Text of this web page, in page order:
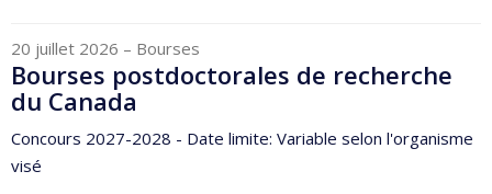
20 juillet 2026 – Bourses
Bourses postdoctorales de recherche
du Canada
Concours 2027-2028 - Date limite: Variable selon l'organisme
visé